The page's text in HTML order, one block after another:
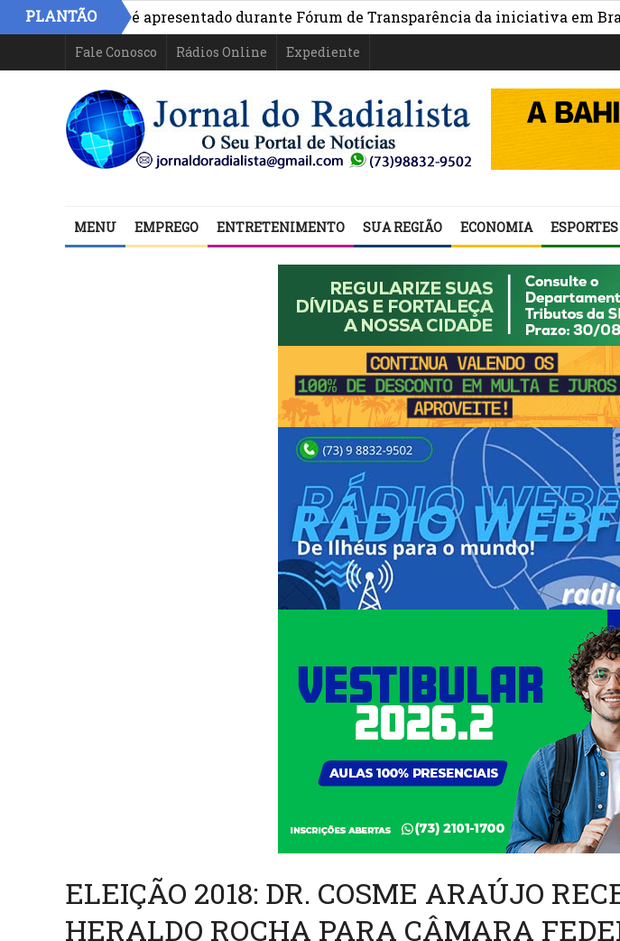
PLANTÃO
na Bahia é apresentado durante Fórum de Transparência da iniciativa em Brasília »
Fale Conosco Rádios Online Expediente
MENU EMPREGO ENTRETENIMENTO SUA REGIÃO ECONOMIA ESPORTES
ELEIÇÃO 2018: DR. COSME ARAÚJO
HERALDO ROCHA PARA CÂMARA